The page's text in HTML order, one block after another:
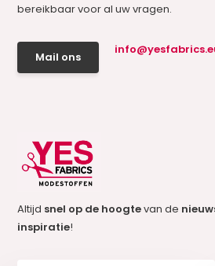
bereikbaar voor al uw vragen.
Mail ons
Altijd snel op de hoogtevan de
inspiratie!